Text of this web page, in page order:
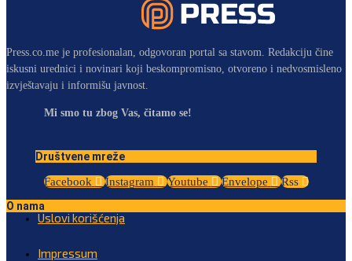
Press.co.me je profesionalan, odgovoran portal sa stavom. Redakciju čine
iskusni urednici i novinari koji beskompromisno, otvoreno i nedvosmisleno
izvještavaju i informišu javnost.
Mi smo tu zbog Vas, čitamo se!
Društvene mreže
Facebook
Instagram Youtube Envelope
Rss
O nama
Uslovi korišćenja
Impressum